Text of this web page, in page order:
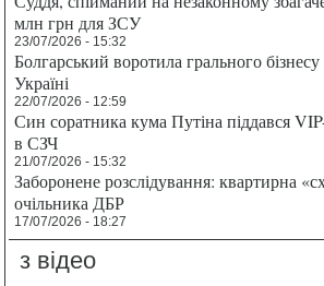
млн грн для ЗСУ
23/07/2026 - 15:32
Болгарський воротила грального бізнесу
Україні
22/07/2026 - 12:59
Син соратника кума Путіна піддався
в СЗЧ
21/07/2026 - 15:32
Заборонене розслідування: квартирна
очільника ДБР
17/07/2026 - 18:27
з відео